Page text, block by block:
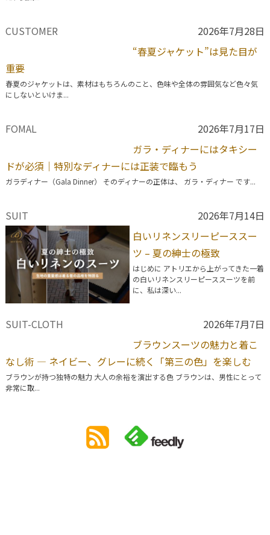
CUSTOMER
2026年7月28日
“春夏ジャケット”は見た目が
重要
春夏のジャケットは、素材はもちろんのこと、色味や全体の雰囲気など色々気
にしないといけま...
FOMAL
2026年7月17日
ガラ・ディナーにはタキシー
ドが必須｜特別なディナーには正装で臨もう
ガラディナー（Gala Dinner） そのディナーの正体は、 ガラ・ディナー です...
SUIT
2026年7月14日
白いリネンスリーピーススー
ツ – 夏の紳士の極致
はじめに アトリエから上がってきた一着
の白いリネンスリーピーススーツを前
に、私は深い...
SUIT-CLOTH
2026年7月7日
ブラウンスーツの魅力と着こ
なし術 ― ネイビー、グレーに続く「第三の色」を楽しむ
ブラウンが持つ独特の魅力 大人の余裕を演出する色 ブラウンは、男性にとって
非常に取...